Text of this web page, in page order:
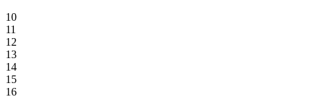
10
11
12
13
14
15
16